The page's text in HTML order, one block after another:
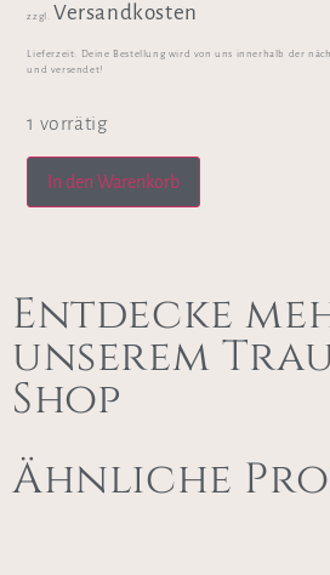
zzgl. Versandkosten
Lieferzeit:
Deine Bestellung wird von uns innerhalb der
und versendet!
1 vorrätig
In den Warenkorb
Entdecke
unserem
Shop
Ähnliche